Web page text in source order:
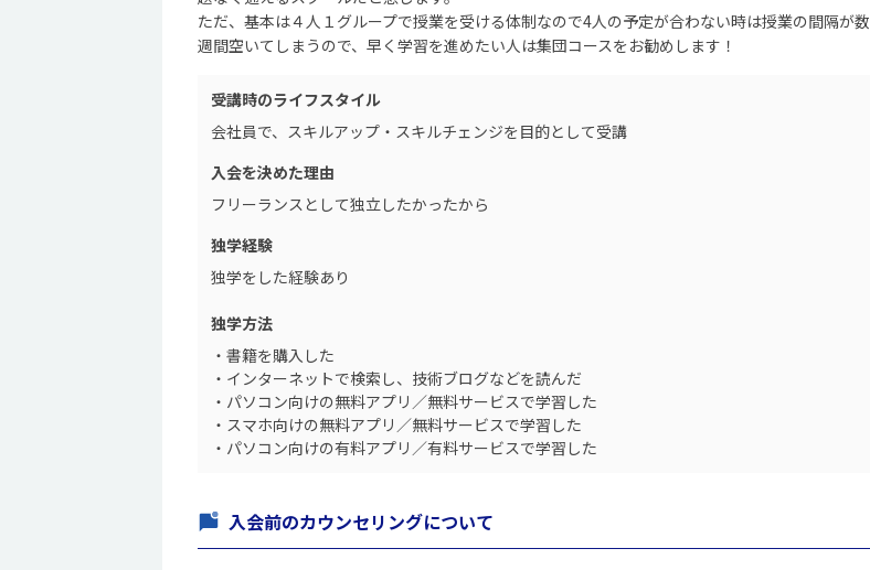
ただ、基本は４人１グループで授業を受ける体制なので4人の予定が合わない時は授業の間隔が数
週間空いてしまうので、早く学習を進めたい人は集団コースをお勧めします！
受講時のライフスタイル
会社員で、スキルアップ・スキルチェンジを目的として受講
入会を決めた理由
フリーランスとして独立したかったから
独学経験
独学をした経験あり
独学方法
・書籍を購入した
・インターネットで検索し、技術ブログなどを読んだ
・パソコン向けの無料アプリ／無料サービスで学習した
・スマホ向けの無料アプリ／無料サービスで学習した
・パソコン向けの有料アプリ／有料サービスで学習した
入会前のカウンセリングについて